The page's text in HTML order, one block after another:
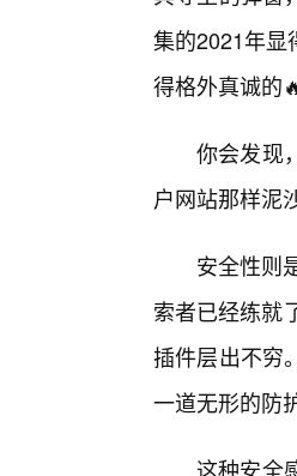
集的2021年显
得格外真诚的
你会发现
户网站那样泥
安全性则
索者已经练就
插件层出不穷
一道无形的防
这种安全